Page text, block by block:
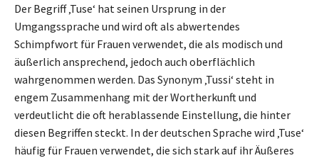
Der Begriff ‚Tuse‘ hat seinen Ursprung in der
Umgangssprache und wird oft als abwertendes
Schimpfwort für Frauen verwendet, die als modisch und
äußerlich ansprechend, jedoch auch oberflächlich
wahrgenommen werden. Das Synonym ‚Tussi‘ steht in
engem Zusammenhang mit der Wortherkunft und
verdeutlicht die oft herablassende Einstellung, die hinter
diesen Begriffen steckt. In der deutschen Sprache wird ‚Tuse‘
häufig für Frauen verwendet, die sich stark auf ihr Äußeres